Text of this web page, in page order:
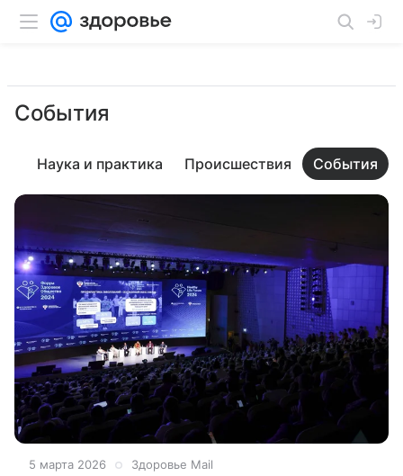
События
Наука и практика Происшествия События
5 марта 2026 Здоровье Mail